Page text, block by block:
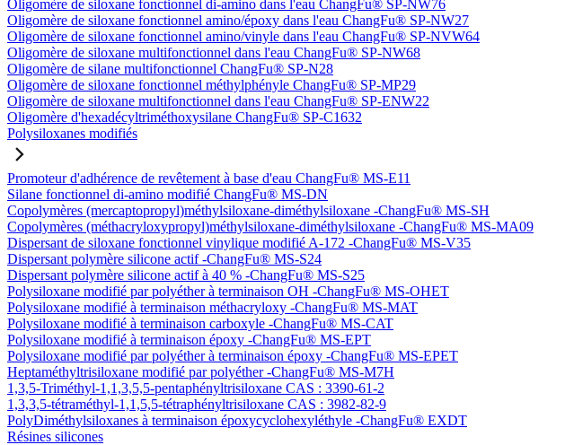
Oligomère de siloxane fonctionnel di-amino dans l'eau ChangFu® SP-NW76
Oligomère de siloxane fonctionnel amino/époxy dans l'eau ChangFu® SP-NW27
Oligomère de siloxane fonctionnel amino/vinyle dans l'eau ChangFu® SP-NVW64
Oligomère de siloxane multifonctionnel dans l'eau ChangFu® SP-NW68
Oligomère de silane multifonctionnel ChangFu® SP-N28
Oligomère de siloxane fonctionnel méthylphényle ChangFu® SP-MP29
Oligomère de siloxane multifonctionnel dans l'eau ChangFu® SP-ENW22
Oligomère d'hexadécyltriméthoxysilane ChangFu® SP-C1632
Polysiloxanes modifiés
Promoteur d'adhérence de revêtement à base d'eau ChangFu® MS-E11
Silane fonctionnel di-amino modifié ChangFu® MS-DN
Copolymères (mercaptopropyl)méthylsiloxane-diméthylsiloxane -ChangFu® MS-SH
Copolymères (méthacryloxypropyl)méthylsiloxane-diméthylsiloxane -ChangFu® MS-MA09
Dispersant de siloxane fonctionnel vinylique modifié A-172 -ChangFu® MS-V35
Dispersant polymère silicone actif -ChangFu® MS-S24
Dispersant polymère silicone actif à 40 % -ChangFu® MS-S25
Polysiloxane modifié par polyéther à terminaison OH -ChangFu® MS-OHET
Polysiloxane modifié à terminaison méthacryloxy -ChangFu® MS-MAT
Polysiloxane modifié à terminaison carboxyle -ChangFu® MS-CAT
Polysiloxane modifié à terminaison époxy -ChangFu® MS-EPT
Polysiloxane modifié par polyéther à terminaison époxy -ChangFu® MS-EPET
Heptaméthyltrisiloxane modifié par polyéther -ChangFu® MS-M7H
1,3,5-Triméthyl-1,1,3,5,5-pentaphényltrisiloxane CAS : 3390-61-2
1,3,3,5-tétraméthyl-1,1,5,5-tétraphényltrisiloxane CAS : 3982-82-9
PolyDiméthylsiloxanes à terminaison époxycyclohexyléthyle -ChangFu® EXDT
Résines silicones